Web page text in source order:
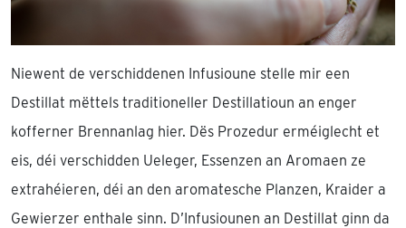
Niewent de verschiddenen Infusioune stelle mir een
Destillat mëttels traditioneller Destillatioun an enger
kofferner Brennanlag hier. Dës Prozedur erméiglecht et
eis, déi verschidden Ueleger, Essenzen an Aromaen ze
extrahéieren, déi an den aromatesche Planzen, Kraider a
Gewierzer enthale sinn. D’Infusiounen an Destillat ginn da